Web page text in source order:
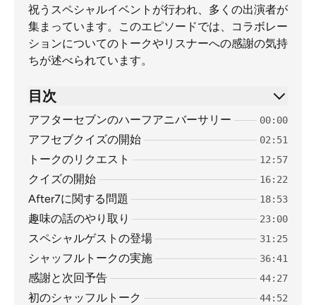
祝うスペシャルイベントが行われ、多くの出演者が
集まっています。このエピソードでは、コラボレー
ションについてのトークやリスナーへの感謝の気持
ちが述べられています。
目次
アフターセブンのハーフアニバーサリー 00:00
アフセブクイズの開始 02:51
トークのリクエスト 12:57
クイズの開始 16:22
After7に関する問題 18:53
趣味の話のやり取り 23:00
スペシャルゲストの登場 31:25
シャッフルトークの実施 36:41
感謝と次回予告 44:27
初のシャッフルトーク 44:52